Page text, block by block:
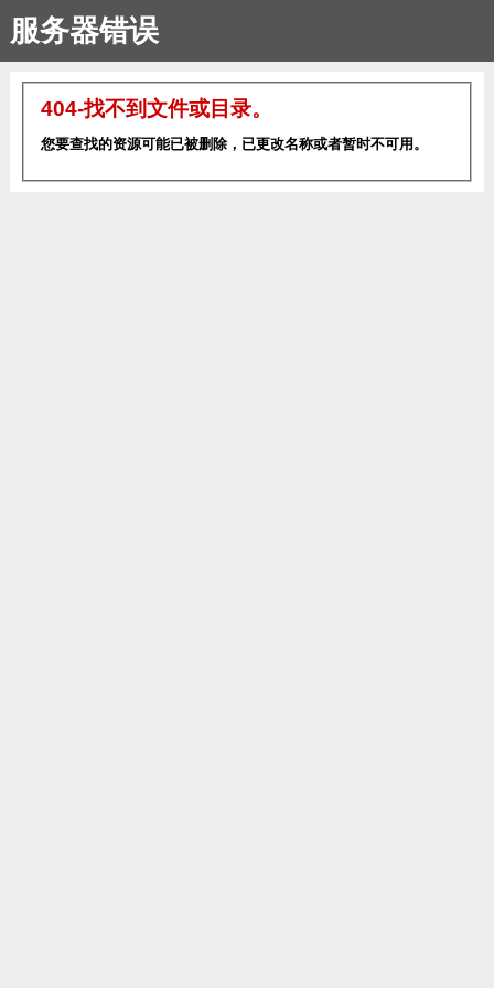
服务器错误
404-找不到文件或目录。
您要查找的资源可能已被删除，已更改名称或者暂时不可用。